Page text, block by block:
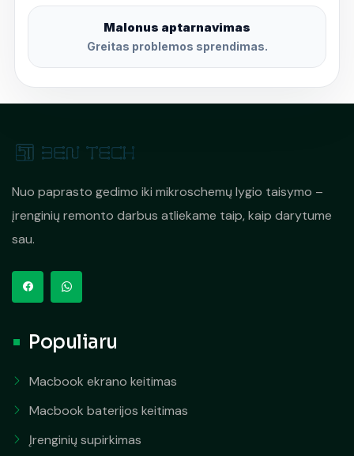
Malonus aptarnavimas
Greitas problemos sprendimas.
Nuo paprasto gedimo iki mikroschemų lygio taisymo –
įrenginių remonto darbus atliekame taip, kaip darytume
sau.
Populiaru
Macbook ekrano keitimas
Macbook baterijos keitimas
Įrenginių supirkimas